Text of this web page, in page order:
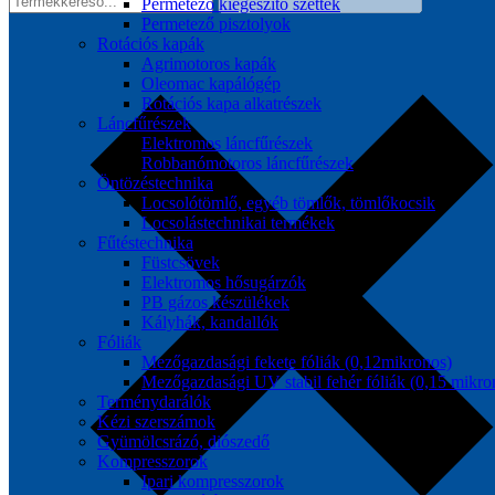
Permetező pisztolyok
Rotációs kapák
Agrimotoros kapák
Oleomac kapálógép
Rotációs kapa alkatrészek
Láncfűrészek
Elektromos láncfűrészek
Robbanómotoros láncfűrészek
Öntözéstechnika
Locsolótömlő, egyéb tömlők, tömlőkocsik
Locsolástechnikai termékek
Fűtéstechnika
Füstcsövek
Elektromos hősugárzók
PB gázos készülékek
Kályhák, kandallók
Fóliák
Mezőgazdasági fekete fóliák (0,12mikronos)
Mezőgazdasági UV stabil fehér fóliák (0,15
Terménydarálók
Kézi szerszámok
Gyümölcsrázó, diószedő
Kompresszorok
Ipari kompresszorok